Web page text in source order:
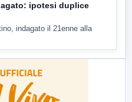
ipotesi duplice
indagato il 21enne alla